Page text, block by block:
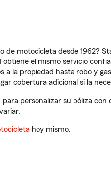
de motocicleta desde 1962?
el mismo servicio
a la propiedad hasta robo y
cobertura adicional si la
para personalizar su póliza
hoy mismo.